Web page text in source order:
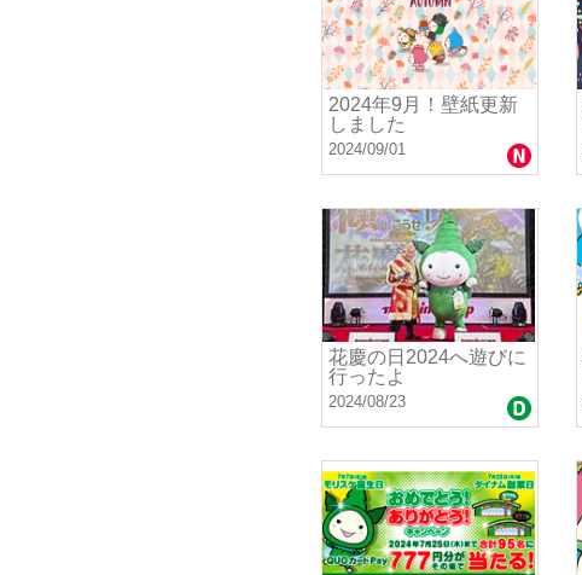
2024年9月！壁紙更新
しました
2024/09/01
花慶の日2024へ遊びに
行ったよ
2024/08/23